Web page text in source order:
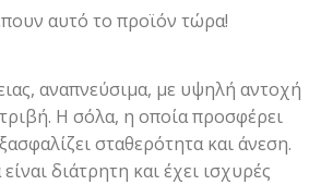
αυτό το προϊόν τώρα!
αναπνεύσιμα, με υψηλή αντοχή
Η σόλα, η οποία προσφέρει
σταθερότητα και άνεση.
διάτρητη και έχει ισχυρές